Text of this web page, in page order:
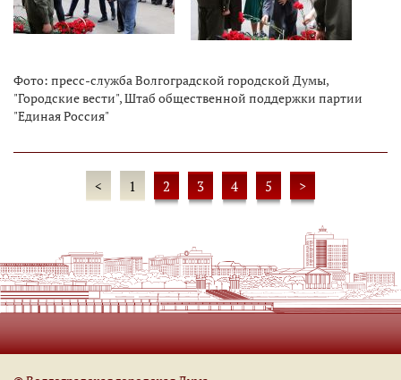
Фото: пресс-служба Волгоградской городской Думы,
"Городские вести", Штаб общественной поддержки партии
"Единая Россия"
< 1 2 3 4 5 >